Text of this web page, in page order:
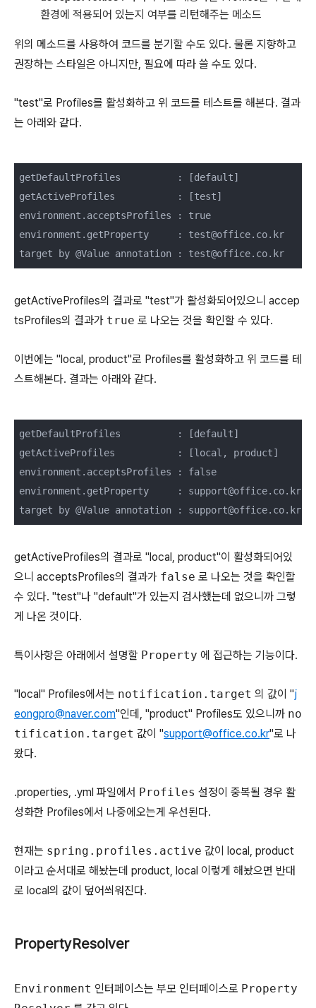
환경에 적용되어 있는지 여부를 리턴해주는 메소드
위의 메소드를 사용하여 코드를 분기할 수도 있다. 물론 지향하고
권장하는 스타일은 아니지만, 필요에 따라 쓸 수도 있다.
"test"로 Profiles를 활성화하고 위 코드를 테스트를 해본다. 결과
는 아래와 같다.
getDefaultProfiles          : [default]
getActiveProfiles           : [test]
environment.acceptsProfiles : true
environment.getProperty     : test@office.co.kr
target by @Value annotation : test@office.co.kr
getActiveProfiles의 결과로 "test"가 활성화되어있으니 accep
tsProfiles의 결과가 true 로 나오는 것을 확인할 수 있다.
이번에는 "local, product"로 Profiles를 활성화하고 위 코드를 테
스트해본다. 결과는 아래와 같다.
getDefaultProfiles          : [default]
getActiveProfiles           : [local, product]
environment.acceptsProfiles : false
environment.getProperty     : support@office.co.kr
target by @Value annotation : support@office.co.kr
getActiveProfiles의 결과로 "local, product"이 활성화되어있
으니 acceptsProfiles의 결과가 false 로 나오는 것을 확인할
수 있다. "test"나 "default"가 있는지 검사했는데 없으니까 그렇
게 나온 것이다.
특이사항은 아래에서 설명할 Property 에 접근하는 기능이다.
"local" Profiles에서는 notification.target 의 값이 "j
eongpro@naver.com"인데, "product" Profiles도 있으니까 no
tification.target 값이 "support@office.co.kr"로 나
왔다.
.properties, .yml 파일에서 Profiles 설정이 중복될 경우 활
성화한 Profiles에서 나중에오는게 우선된다.
현재는 spring.profiles.active 값이 local, product
이라고 순서대로 해놨는데 product, local 이렇게 해놨으면 반대
로 local의 값이 덮어씌워진다.
PropertyResolver
Environment 인터페이스는 부모 인터페이스로 Property